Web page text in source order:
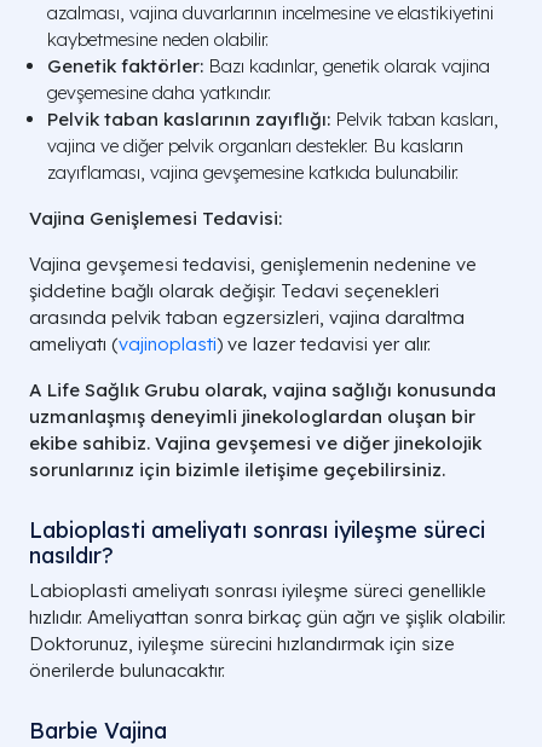
azalması, vajina duvarlarının incelmesine ve elastikiyetini
kaybetmesine neden olabilir.
Genetik faktörler: Bazı kadınlar, genetik olarak vajina
gevşemesine daha yatkındır.
Pelvik taban kaslarının zayıflığı: Pelvik taban kasları,
vajina ve diğer pelvik organları destekler. Bu kasların
zayıflaması, vajina gevşemesine katkıda bulunabilir.
Vajina Genişlemesi Tedavisi:
Vajina gevşemesi tedavisi, genişlemenin nedenine ve
şiddetine bağlı olarak değişir. Tedavi seçenekleri
arasında pelvik taban egzersizleri, vajina daraltma
ameliyatı (vajinoplasti) ve lazer tedavisi yer alır.
A Life Sağlık Grubu olarak, vajina sağlığı konusunda
uzmanlaşmış deneyimli jinekologlardan oluşan bir
ekibe sahibiz. Vajina gevşemesi ve diğer jinekolojik
sorunlarınız için bizimle iletişime geçebilirsiniz.
Labioplasti ameliyatı sonrası iyileşme süreci
nasıldır?
Labioplasti ameliyatı sonrası iyileşme süreci genellikle
hızlıdır. Ameliyattan sonra birkaç gün ağrı ve şişlik olabilir.
Doktorunuz, iyileşme sürecini hızlandırmak için size
önerilerde bulunacaktır.
Barbie Vajina​